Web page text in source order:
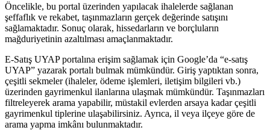
Öncelikle, bu‌ portal üzerinden⁤ yapılacak ihalelerde sağlanan
şeffaflık‍ ve rekabet, taşınmazların ​gerçek değerinde satışını
sağlamaktadır. Sonuç olarak, ⁢hissedarların ve borçluların ​
mağduriyetinin azaltılması ‍amaçlanmaktadır.
E-Satış UYAP portalına erişim sağlamak için ​Google’da “e-satış
UYAP” yazarak portalı bulmak mümkündür. Giriş yaptıktan sonra,
çeşitli sekmeler (ihaleler, ödeme işlemleri, iletişim bilgileri vb.)‌
üzerinden gayrimenkul‌ ilanlarına ulaşmak ​mümkündür. Taşınmazları
filtreleyerek arama yapabilir, müstakil evlerden arsaya kadar çeşitli
gayrimenkul tiplerine ulaşabilirsiniz. Ayrıca, il ​veya ilçeye göre de
⁣arama⁣ yapma imkânı bulunmaktadır.